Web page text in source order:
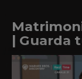
| Guarda
più belli